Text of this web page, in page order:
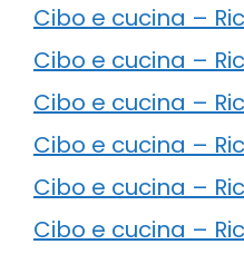
Cibo e cucina –
Cibo e cucina –
Cibo e cucina –
Cibo e cucina –
Cibo e cucina –
Cibo e cucina –